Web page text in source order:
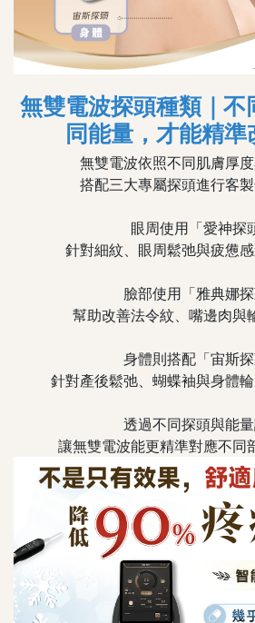
無雙電波探頭種類｜不
同能量，才能精準
無雙電波依照不同肌膚厚
搭配三大專屬探頭進行客
眼周使用「愛神探
針對細紋、眼周鬆弛與疲憊
臉部使用「雅典娜探
幫助改善法令紋、嘴邊肉與
身體則搭配「宙斯探
針對產後鬆弛、蝴蝶袖與身體
透過不同探頭與能
讓無雙電波能更精準對應不同